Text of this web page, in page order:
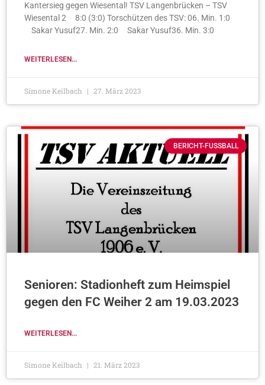
Kantersieg gegen Wiesental! TSV Langenbrücken – TSV
Wiesental 2 8:0 (3:0) Torschützen des TSV: 06. Min. 1:0
Sakar Yusuf27. Min. 2:0 Sakar Yusuf36. Min. 3:0
WEITERLESEN...
Simone Keilbach 27. März 2023
BERICHT-FUSSBALL
Senioren: Stadionheft zum Heimspiel
gegen den FC Weiher 2 am 19.03.2023
WEITERLESEN...
Simone Keilbach 21. März 2023